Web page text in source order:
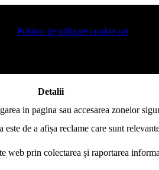
Politica de utilizare cookie-uri
Detalii
in pagina sau accesarea zonelor
de a afișa reclame care sunt
web prin colectarea și raportarea